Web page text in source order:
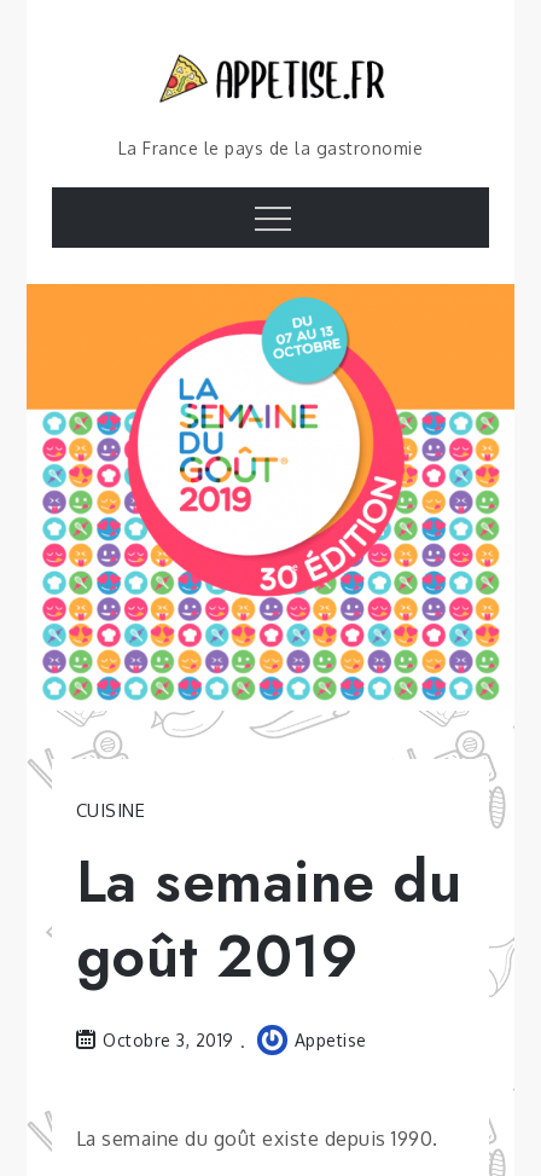
La France le pays de la gastronomie
Menu
CUISINE
La semaine du
goût 2019
Octobre 3, 2019 Appetise
La semaine du goût existe depuis 1990.